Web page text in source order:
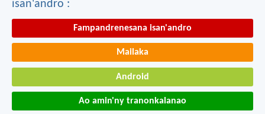
isan'andro :
Fampandrenesana isan'andro
Mailaka
Android
Ao amin'ny tranonkalanao